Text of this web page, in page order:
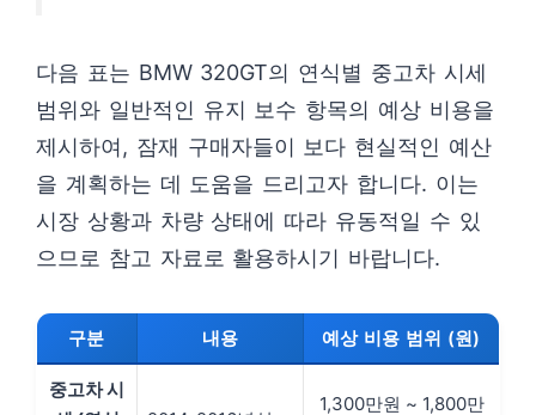
다음 표는 BMW 320GT의 연식별 중고차 시세
범위와 일반적인 유지 보수 항목의 예상 비용을
제시하여, 잠재 구매자들이 보다 현실적인 예산
을 계획하는 데 도움을 드리고자 합니다. 이는
시장 상황과 차량 상태에 따라 유동적일 수 있
으므로 참고 자료로 활용하시기 바랍니다.
구분 내용 예상 비용 범위 (원)
중고차 시
1,300만원 ~ 1,800만